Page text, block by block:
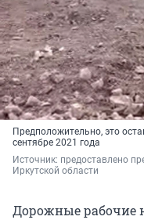
Предположительно, это
сентябре 2021 года
Источник: предоставлено
Иркутской области
Дорожные рабочие